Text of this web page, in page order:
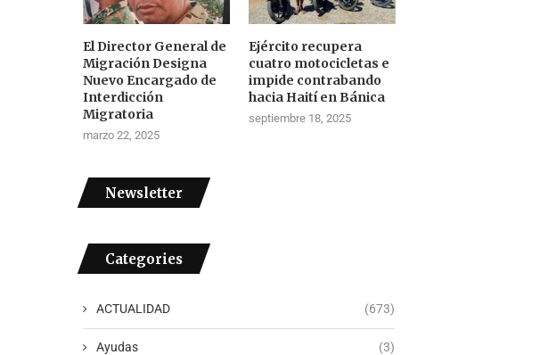
El Director General de
Migración Designa
Nuevo Encargado de
Interdicción
Migratoria
marzo 22, 2025
Ejército recupera
cuatro motocicletas e
impide contrabando
hacia Haití en Bánica
septiembre 18, 2025
Newsletter
Categories
ACTUALIDAD (673)
Ayudas (3)